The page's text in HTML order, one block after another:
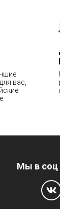
вас,
Мы в соц